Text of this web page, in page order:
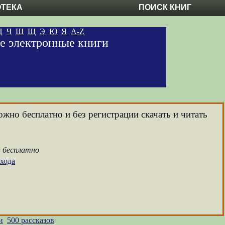
ПОИСК КНИГ
Ч Ш Щ Э Ю Я A-Z
электронные книги
бесплатно и без регистрации скачать и читать
бесплатно
500 рассказов